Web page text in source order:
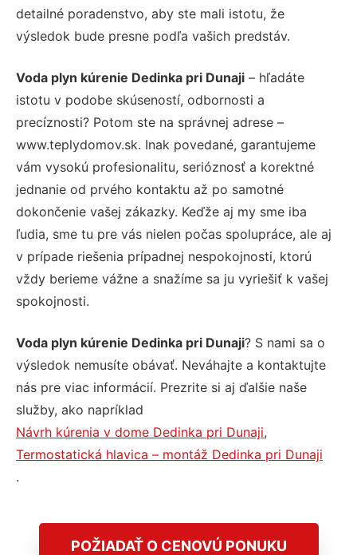
detailné poradenstvo, aby ste mali istotu, že
výsledok bude presne podľa vašich predstáv.
Voda plyn kúrenie Dedinka pri Dunaji – hľadáte
istotu v podobe skúseností, odbornosti a
precíznosti? Potom ste na správnej adrese –
www.teplydomov.sk. Inak povedané, garantujeme
vám vysokú profesionalitu, serióznosť a korektné
jednanie od prvého kontaktu až po samotné
dokončenie vašej zákazky. Keďže aj my sme iba
ľudia, sme tu pre vás nielen počas spolupráce, ale aj
v prípade riešenia prípadnej nespokojnosti, ktorú
vždy berieme vážne a snažíme sa ju vyriešiť k vašej
spokojnosti.
Voda plyn kúrenie Dedinka pri Dunaji? S nami sa o
výsledok nemusíte obávať. Neváhajte a kontaktujte
nás pre viac informácií. Prezrite si aj ďalšie naše
služby, ako napríklad
Návrh kúrenia v dome Dedinka pri Dunaji,
Termostatická hlavica – montáž Dedinka pri Dunaji
.
POŽIADAŤ O CENOVÚ PONUKU